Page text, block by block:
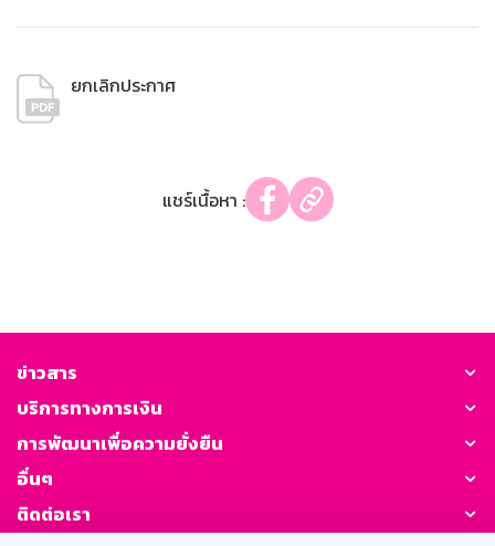
ยกเลิกประกาศ
แชร์เนื้อหา :
ข่าวสาร
บริการทางการเงิน
การพัฒนาเพื่อความยั่งยืน
อื่นๆ
ติดต่อเรา